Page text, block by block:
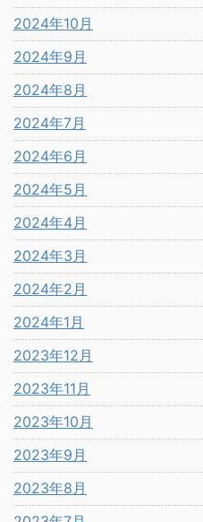
2024年10月
2024年9月
2024年8月
2024年7月
2024年6月
2024年5月
2024年4月
2024年3月
2024年2月
2024年1月
2023年12月
2023年11月
2023年10月
2023年9月
2023年8月